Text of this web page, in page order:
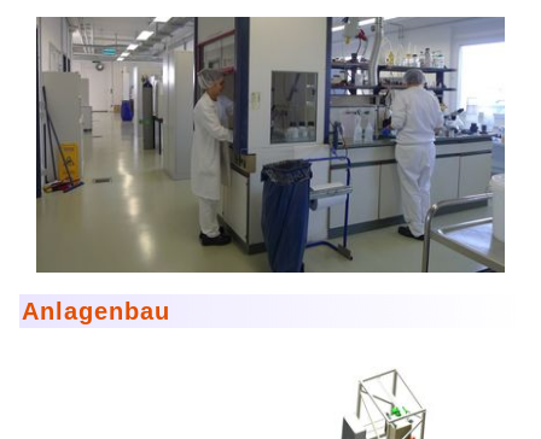
Anlagenbau